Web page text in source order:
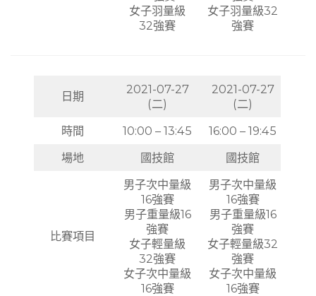
女子羽量級
32強賽
女子羽量級32
強賽
日期
2021-07-27
(二)
2021-07-27
(二)
時間
10:00 – 13:45
16:00 – 19:45
場地
國技館 國技館
比賽項目
男子次中量級
16強賽
男子重量級16
強賽
女子輕量級
32強賽
女子次中量級
16強賽
男子次中量級
16強賽
男子重量級16
強賽
女子輕量級32
強賽
女子次中量級
16強賽